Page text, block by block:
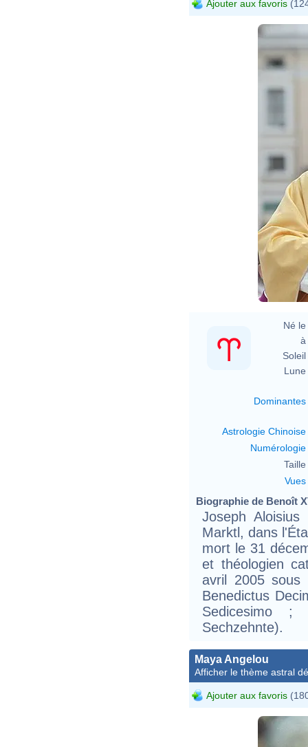
Ajouter aux favoris
Né le
à
Soleil
Lune
Dominantes
Astrologie Chinoise
Numérologie
Taille
Vues
Biographie de Benoît
Joseph
Marktl, dans
mort le 31
et théologien
avril 2005
Benedictus
Sedicesimo
Sechzehnte).
Maya Angelou
Afficher le thème astral
Ajouter aux favoris